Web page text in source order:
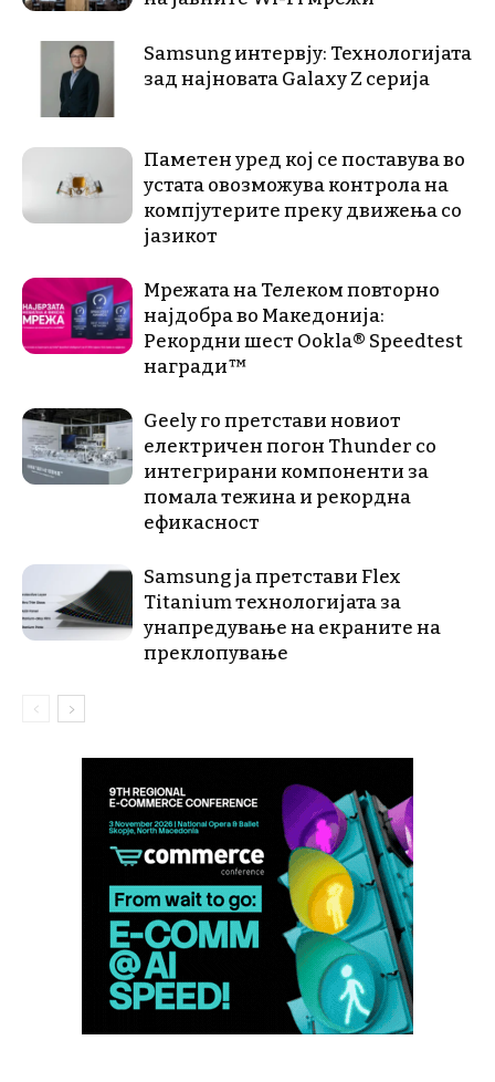
Samsung интервју: Технологијата
зад најновата Galaxy Z серија
Паметен уред кој се поставува во
устата овозможува контрола на
компјутерите преку движења со
јазикот
Мрежата на Телеком повторно
најдобра во Македонија:
Рекордни шест Ookla® Speedtest
награди™
Geely го претстави новиот
електричен погон Thunder со
интегрирани компоненти за
помала тежина и рекордна
ефикасност
Samsung ја претстави Flex
Titanium технологијата за
унапредување на екраните на
преклопување